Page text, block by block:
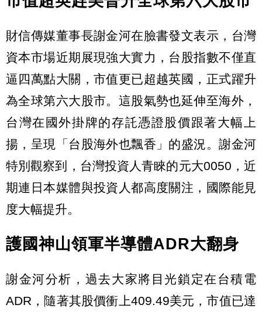
財信傳媒董事長謝金河在臉書發文表示，台灣
資本市場近期展現強大實力，台股指數不僅直
逼四萬點大關，市值更已超越英國，正式躍升
為全球第六大股市。這股氣勢也延伸至海外，
台灣在國外掛牌的存託憑證股價跟著大幅上
揚，呈現「台股海外也飄香」的盛況。謝金河
特別觀察到，台灣投資人青睞的元大0050，近
期連日本媒體與投資人都高度關注，國際能見
度大幅提升。
護國神山領軍半導體ADR大翻身
謝金河分析，過去大家將目光鎖定在台積電
ADR，隨著其股價衝上409.49美元，市值已達